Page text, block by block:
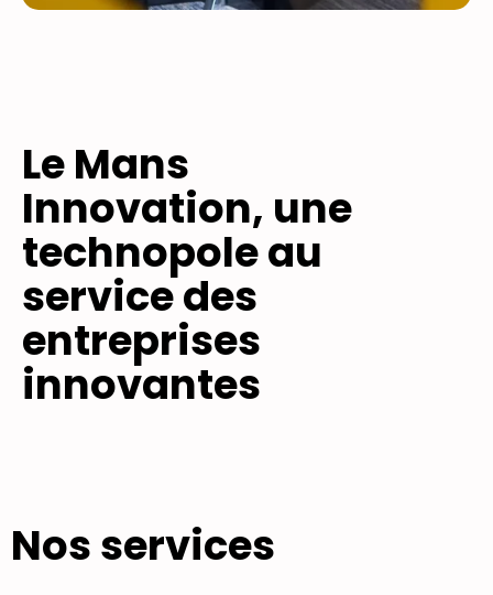
Le Mans
Innovation, une
technopole au
service des
entreprises
innovantes
Nos services